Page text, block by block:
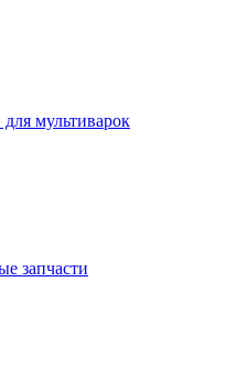
для мультиварок
запчасти